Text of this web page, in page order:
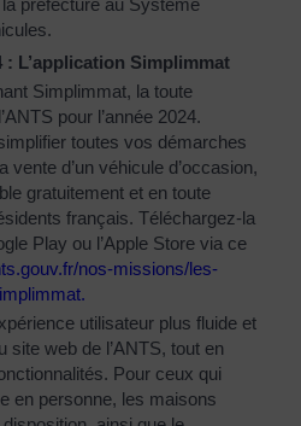
: L’application Simplimmat
Simplimmat, la toute
pour l’année 2024.
toutes vos démarches
vente d’un véhicule d’occasion,
gratuitement et en toute
français. Téléchargez-la
Play ou l’Apple Store via ce
nos-missions/les-
.
utilisateur plus fluide et
site web de l’ANTS, tout en
Pour ceux qui
en personne, les maisons